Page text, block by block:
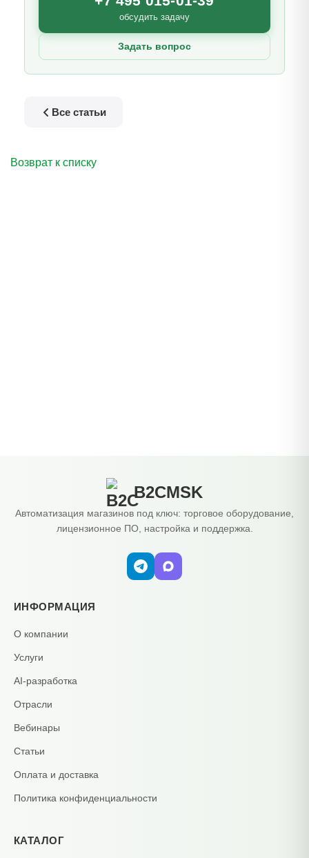
обсудить задачу
Задать вопрос
Все статьи
Возврат к списку
B2CMSK
Автоматизация магазинов под ключ: торговое оборудование,
лицензионное ПО, настройка и поддержка.
ИНФОРМАЦИЯ
О компании
Услуги
AI-разработка
Отрасли
Вебинары
Статьи
Оплата и доставка
Политика конфиденциальности
КАТАЛОГ